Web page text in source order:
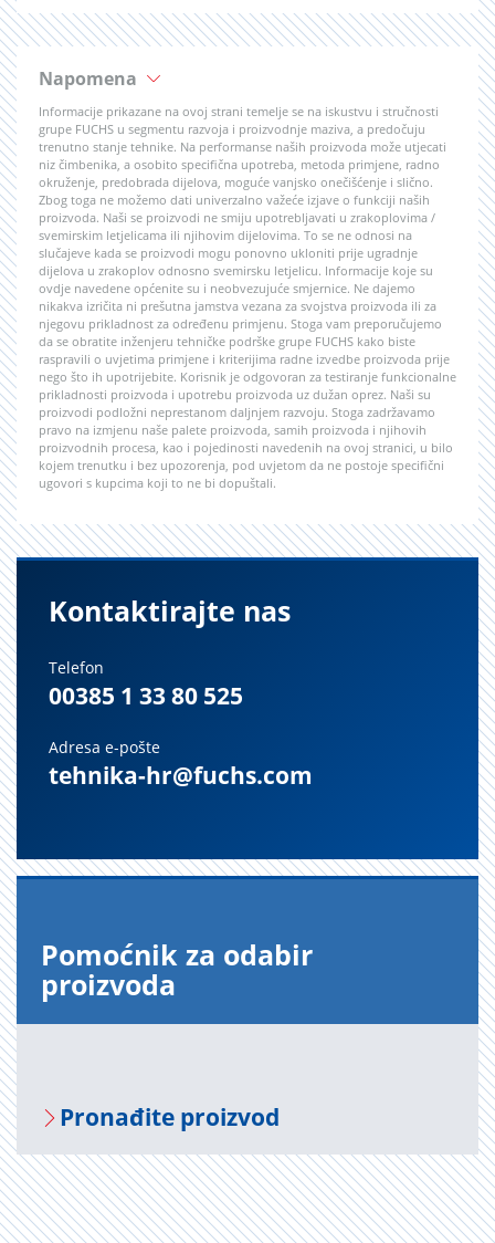
Napomena
Informacije prikazane na ovoj strani temelje se na iskustvu i stručnosti
grupe FUCHS u segmentu razvoja i proizvodnje maziva, a predočuju
trenutno stanje tehnike. Na performanse naših proizvoda može utjecati
niz čimbenika, a osobito specifična upotreba, metoda primjene, radno
okruženje, predobrada dijelova, moguće vanjsko onečišćenje i slično.
Zbog toga ne možemo dati univerzalno važeće izjave o funkciji naših
proizvoda. Naši se proizvodi ne smiju upotrebljavati u zrakoplovima /
svemirskim letjelicama ili njihovim dijelovima. To se ne odnosi na
slučajeve kada se proizvodi mogu ponovno ukloniti prije ugradnje
dijelova u zrakoplov odnosno svemirsku letjelicu. Informacije koje su
ovdje navedene općenite su i neobvezujuće smjernice. Ne dajemo
nikakva izričita ni prešutna jamstva vezana za svojstva proizvoda ili za
njegovu prikladnost za određenu primjenu. Stoga vam preporučujemo
da se obratite inženjeru tehničke podrške grupe FUCHS kako biste
raspravili o uvjetima primjene i kriterijima radne izvedbe proizvoda prije
nego što ih upotrijebite. Korisnik je odgovoran za testiranje funkcionalne
prikladnosti proizvoda i upotrebu proizvoda uz dužan oprez. Naši su
proizvodi podložni neprestanom daljnjem razvoju. Stoga zadržavamo
pravo na izmjenu naše palete proizvoda, samih proizvoda i njihovih
proizvodnih procesa, kao i pojedinosti navedenih na ovoj stranici, u bilo
kojem trenutku i bez upozorenja, pod uvjetom da ne postoje specifični
ugovori s kupcima koji to ne bi dopuštali.
Kontaktirajte nas
Telefon
00385 1 33 80 525
Adresa e-pošte
tehnika-hr@fuchs.com
Pomoćnik za odabir
proizvoda
Pronađite proizvod